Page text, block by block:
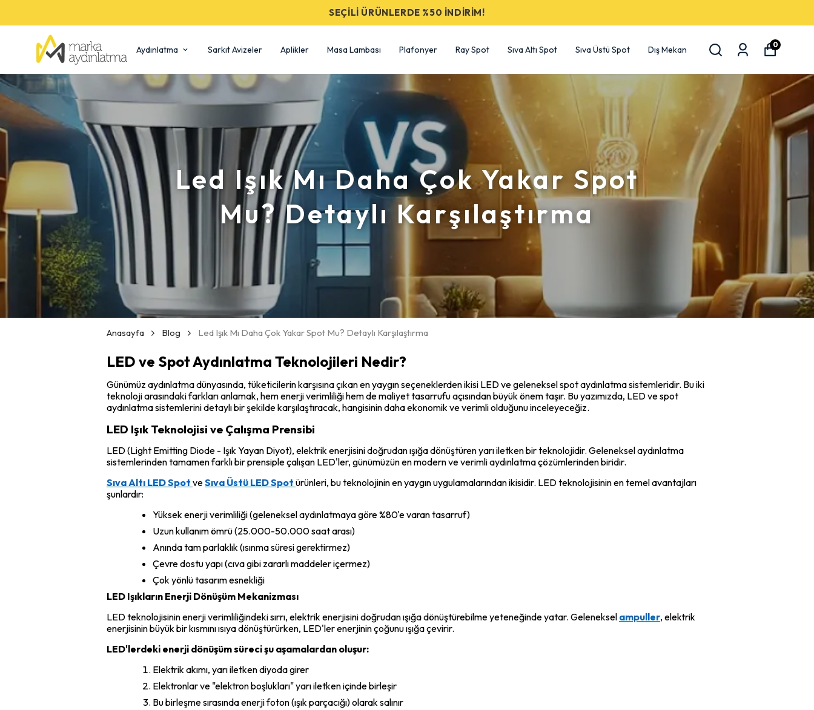
SEÇİLİ ÜRÜNLERDE %50 İNDİRİM!
Aydınlatma Sarkıt Avizeler Aplikler Masa Lambası Plafonyer Ray Spot Sıva Altı Spot Sıva Üstü Spot Dış Mekan 0
Led Işık Mı Daha Çok Yakar Spot
Mu? Detaylı Karşılaştırma
Anasayfa Blog Led Işık Mı Daha Çok Yakar Spot Mu? Detaylı Karşılaştırma
LED ve Spot Aydınlatma Teknolojileri Nedir?
Günümüz aydınlatma dünyasında, tüketicilerin karşısına çıkan en yaygın seçeneklerden ikisi LED ve geleneksel spot aydınlatma sistemleridir. Bu iki
teknoloji arasındaki farkları anlamak, hem enerji verimliliği hem de maliyet tasarrufu açısından büyük önem taşır. Bu yazımızda, LED ve spot
aydınlatma sistemlerini detaylı bir şekilde karşılaştıracak, hangisinin daha ekonomik ve verimli olduğunu inceleyeceğiz.
LED Işık Teknolojisi ve Çalışma Prensibi
LED (Light Emitting Diode - Işık Yayan Diyot), elektrik enerjisini doğrudan ışığa dönüştüren yarı iletken bir teknolojidir. Geleneksel aydınlatma
sistemlerinden tamamen farklı bir prensiple çalışan LED'ler, günümüzün en modern ve verimli aydınlatma çözümlerinden biridir.
Sıva Altı LED Spot veSıva Üstü LED Spot ürünleri, bu teknolojinin en yaygın uygulamalarından ikisidir. LED teknolojisinin en temel avantajları
şunlardır:
Yüksek enerji verimliliği (geleneksel aydınlatmaya göre %80'e varan tasarruf)
Uzun kullanım ömrü (25.000-50.000 saat arası)
Anında tam parlaklık (ısınma süresi gerektirmez)
Çevre dostu yapı (cıva gibi zararlı maddeler içermez)
Çok yönlü tasarım esnekliği
LED Işıkların Enerji Dönüşüm Mekanizması
LED teknolojisinin enerji verimliliğindeki sırrı, elektrik enerjisini doğrudan ışığa dönüştürebilme yeteneğinde yatar. Geleneksel ampuller, elektrik
enerjisinin büyük bir kısmını ısıya dönüştürürken, LED'ler enerjinin çoğunu ışığa çevirir.
LED'lerdeki enerji dönüşüm süreci şu aşamalardan oluşur:
Elektrik akımı, yarı iletken diyoda girer
Elektronlar ve "elektron boşlukları" yarı iletken içinde birleşir
Bu birleşme sırasında enerji foton (ışık parçacığı) olarak salınır